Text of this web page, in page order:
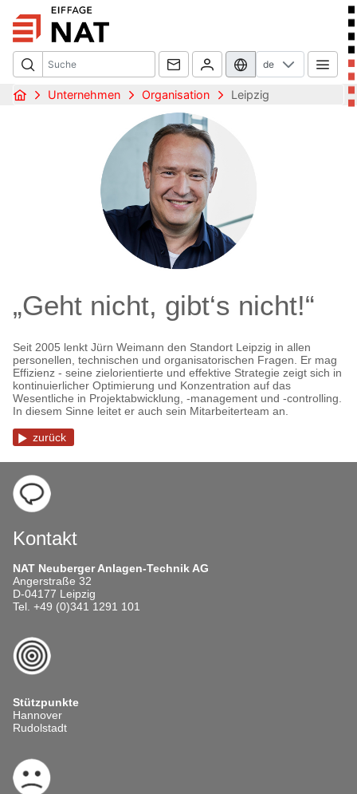
de
Unternehmen Organisation Leipzig
„Geht nicht, gibt‘s nicht!“
Seit 2005 lenkt Jürn Weimann den Standort Leipzig in allen
personellen, technischen und organisatorischen Fragen. Er mag
Effizienz - seine zielorientierte und effektive Strategie zeigt sich in
kontinuierlicher Optimierung und Konzentration auf das
Wesentliche in Projektabwicklung, -management und -controlling.
In diesem Sinne leitet er auch sein Mitarbeiterteam an.
zurück
Kontakt
NAT Neuberger Anlagen-Technik AG
Angerstraße 32
D-04177 Leipzig
Tel. +49 (0)341 1291 101
Stützpunkte
Hannover
Rudolstadt